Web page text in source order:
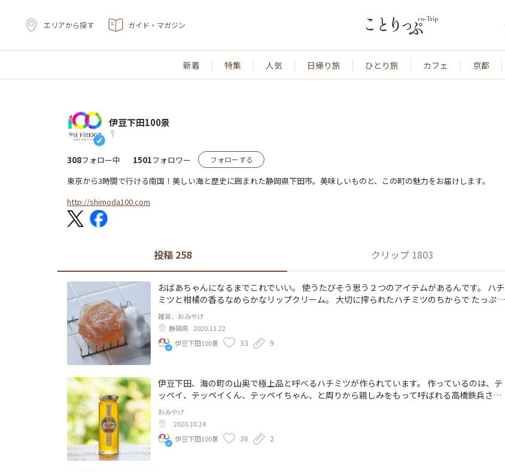
エリアから探す ガイド・マガジン
新着 特集 人気 日帰り旅 ひとり旅 カフェ 京都
伊豆下田100景
308フォロー中 1501フォロワー フォローする
東京から3時間で行ける南国！美しい海と歴史に囲まれた静岡県下田市。美味しいものと、この町の魅力をお届けします。
http://shimoda100.com
投稿 258 クリップ 1803
おばあちゃんになるまでこれでいい。 使うたびそう思う２つのアイテムがあるんです。 ハチ
ミツと柑橘の香るなめらかなリップクリーム。 大切に搾られたハチミツのちからで たっぷり
泡立って、ツルツルに洗い上がる石鹸。 どちらも安心・安全な材料から作られ、 深呼吸した
くなる香り。 生み出したのは鉄兵さんの妹、カナさん。 とにかく手放せない使い心地を知っ
てほしくて ひらめきから完成までのお話を聞かせていただきました。 http://shimoda100.c
雑貨、おみやげ
静岡県 2020.11.22
伊豆下田100景
33 9
伊豆下田、海の町の山奥で極上品と呼べるハチミツが作られています。 作っているのは、テ
ッペイ、テッペイくん、テッペイちゃん、と周りから親しみをもって呼ばれる高橋鉄兵さ
ん。 ミツバチの幸せを第一に考える高橋さん。 それに応えるようにミツバチたちが集めてく
る蜜を、高橋さんは驚くほど香り高いハチミツに仕上げます。 伊豆の山はミカンだらけ。 白
いミカンの花景色が広がるような鮮やかなハチミツをぜひ一口、そのまま舐めてみてくださ
い。 大抵のおいしさを知ってしまっている大人の方に。 このハチミツの、おいしい驚きを届
おみやげ
2020.10.24
伊豆下田100景
36 2